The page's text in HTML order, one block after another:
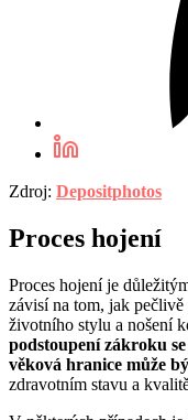
Zdroj: Depositphotos
Proces hojení
Proces hojení je
závisí na tom, jak
životního stylu a nošení
podstoupení zákroku
věková hranice může
zdravotním stavu a